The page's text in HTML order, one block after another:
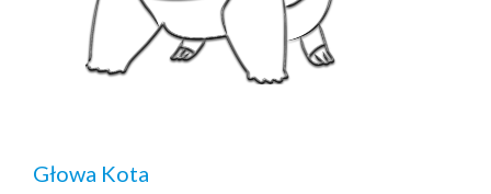
Głowa Kota